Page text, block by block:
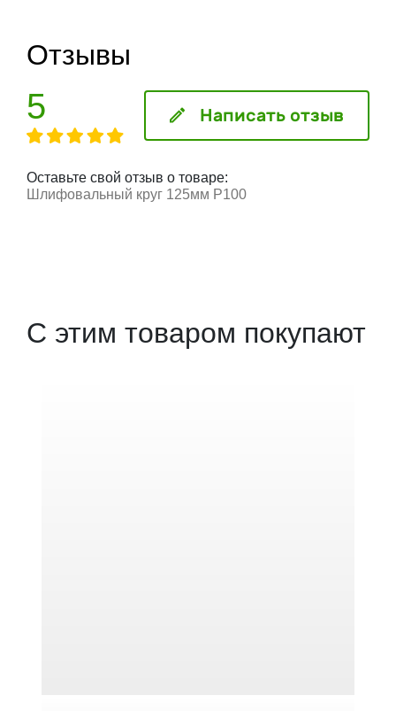
Отзывы
5 Написать отзыв
Оставьте свой отзыв о товаре:
Шлифовальный круг 125мм P100